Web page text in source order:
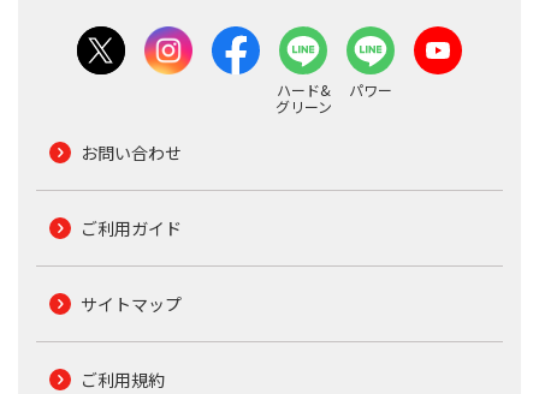
ハード&
グリーン
パワー
お問い合わせ
ご利用ガイド
サイトマップ
ご利用規約